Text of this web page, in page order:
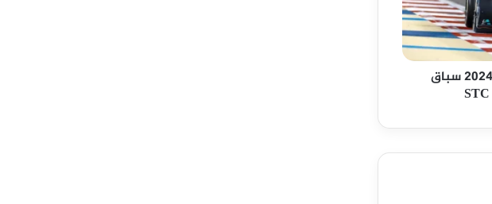
القنوات الناقلة فورمولا 1 جدة 2024 سباق